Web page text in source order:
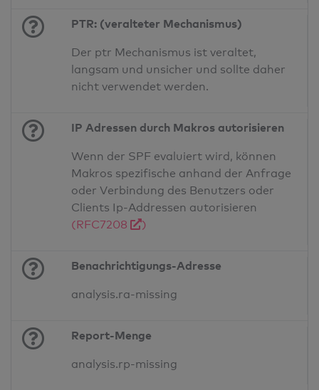
PTR: (veralteter Mechanismus)
Der ptr Mechanismus ist veraltet,
langsam und unsicher und sollte daher
nicht verwendet werden.
IP Adressen durch Makros autorisieren
Wenn der SPF evaluiert wird, können
Makros spezifische anhand der Anfrage
oder Verbindung des Benutzers oder
Clients Ip-Addressen autorisieren
(RFC7208
)
Benachrichtigungs-Adresse
analysis.ra-missing
Report-Menge
analysis.rp-missing